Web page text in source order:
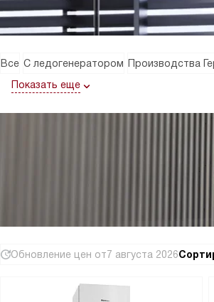
Все С ледогенератором Производства
Показать еще
Обновление цен от7 августа 2026